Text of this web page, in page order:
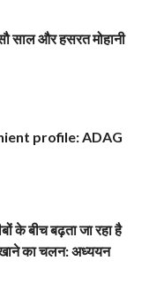
साल और हसरत मोहानी
profile: ADAG
के बीच बढ़ता जा रहा है
का चलन: अध्ययन